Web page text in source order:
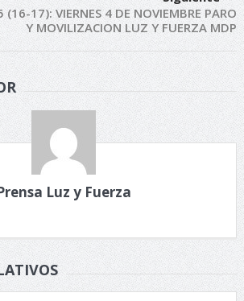
(16-17): VIERNES 4 DE NOVIEMBRE PARO
Y MOVILIZACION LUZ Y FUERZA MDP
Luz y Fuerza